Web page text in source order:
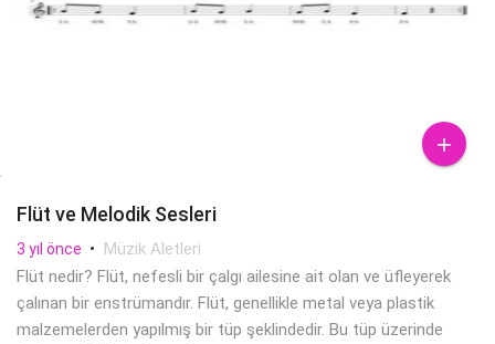

Flüt ve Melodik Sesleri
3 yıl önce • Müzik Aletleri
Flüt nedir? Flüt, nefesli bir çalgı ailesine ait olan ve üfleyerek
çalınan bir enstrümandır. Flüt, genellikle metal veya plastik
malzemelerden yapılmış bir tüp şeklindedir. Bu tüp üzerinde